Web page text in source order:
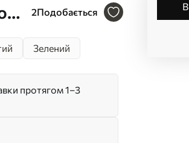
2Подобається
Зелений
протягом 1–3